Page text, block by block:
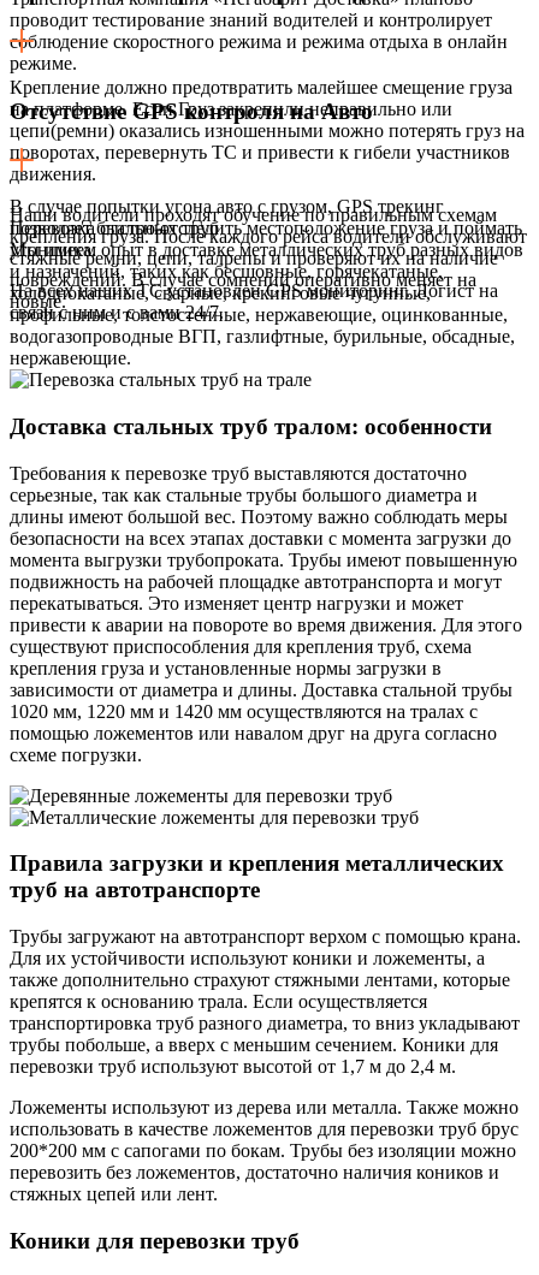
проводит тестирование знаний водителей и контролирует
соблюдение скоростного режима и режима отдыха в онлайн
режиме.
Крепление должно предотвратить малейшее смещение груза
на платформе. Если Груз закрепили неправильно или
цепи(ремни) оказались изношенными можно потерять груз на
поворотах, перевернуть ТС и привести к гибели участников
движения.
Наши водители проходят обучение по правильным схемам
крепления груза. После каждого рейса водители обслуживают
стяжные ремни, цепи, талрепы и проверяют их на наличие
повреждений. В случае сомнений оперативно меняет на
новые.
Отсутствие GPS контроля на Авто
В случае попытки угона авто с грузом, GPS трекинг
позволяет быстро отследить местоположение груза и поймать
угонщика.
На всех наших ТС установлен GPS мониторинг. Логист на
связи с ним и с вами 24/7.
Перевозка стальных труб
Мы имеем опыт в доставкеметаллических труб разных видов
и назначений, таких как бесшовные, горячекатаные,
холоднокатаные, сварные, крекинговые чугунные,
профильные, толстостенные, нержавеющие, оцинкованные,
водогазопроводные ВГП, газлифтные, бурильные, обсадные,
нержавеющие.
Доставка стальных труб тралом: особенности
Требования к перевозке труб выставляются достаточно
серьезные, так как стальные трубы большого диаметра и
длины имеют большой вес. Поэтому важно соблюдать меры
безопасности на всех этапах доставки с момента загрузки до
момента выгрузки трубопроката. Трубы имеют повышенную
подвижность на рабочей площадке автотранспорта и могут
перекатываться. Это изменяет центр нагрузки и может
привести к аварии на повороте во время движения. Для этого
существуют приспособления для крепления труб, схема
крепления груза и установленные нормы загрузки в
зависимости от диаметра и длины. Доставка стальной трубы
1020 мм, 1220 мм и 1420 мм осуществляются на тралах с
помощью ложементов или навалом друг на друга согласно
схеме погрузки.
Правила загрузки и крепления металлических
труб на автотранспорте
Трубы загружают на автотранспорт верхом с помощью крана.
Для их устойчивости используют коники и ложементы, а
также дополнительно страхуют стяжными лентами, которые
крепятся к основанию трала. Если осуществляется
транспортировка труб разного диаметра, то вниз укладывают
трубы побольше, а вверх с меньшим сечением. Коники для
перевозки труб используют высотой от 1,7 м до 2,4 м.
Ложементы используют из дерева или металла. Также можно
использовать в качестве ложементов для перевозки труб брус
200*200 мм с сапогами по бокам. Трубы без изоляции можно
перевозить без ложементов, достаточно наличия коников и
стяжных цепей или лент.
Коники для перевозки труб